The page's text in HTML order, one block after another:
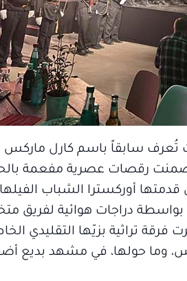
سابقاً باسم كارل ماركس
تضمنت رقصات عصرية مفعمة
أوركسترا الشباب
دراجات هوائية لفريق
فرقة تراثية بزيّها التقليدي
وما حولها، في مشهد بديع